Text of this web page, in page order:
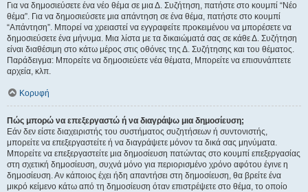
Για να δημοσιεύσετε ένα νέο θέμα σε μια Δ. Συζήτηση, πατήστε στο κουμπί “Νέο
θέμα”. Για να δημοσιεύσετε μια απάντηση σε ένα θέμα, πατήστε στο κουμπί
“Απάντηση”. Μπορεί να χρειαστεί να εγγραφείτε προκειμένου να μπορέσετε να
δημοσιεύσετε ένα μήνυμα. Μια λίστα με τα δικαιώματά σας σε κάθε Δ. Συζήτηση
είναι διαθέσιμη στο κάτω μέρος στις οθόνες της Δ. Συζήτησης και του θέματος.
Παράδειγμα: Μπορείτε να δημοσιεύετε νέα θέματα, Μπορείτε να επισυνάπτετε
αρχεία, κλπ.
Κορυφή
Πώς μπορώ να επεξεργαστώ ή να διαγράψω μια δημοσίευση;
Εάν δεν είστε διαχειριστής του συστήματος συζητήσεων ή συντονιστής,
μπορείτε να επεξεργαστείτε ή να διαγράψετε μόνον τα δικά σας μηνύματα.
Μπορείτε να επεξεργαστείτε μια δημοσίευση πατώντας στο κουμπί επεξεργασίας
στη σχετική δημοσίευση, συχνά μόνο για περιορισμένο χρόνο αφότου έγινε η
δημοσίευση. Αν κάποιος έχει ήδη απαντήσει στη δημοσίευση, θα βρείτε ένα
μικρό κείμενο κάτω από τη δημοσίευση όταν επιστρέψετε στο θέμα, το οποίο